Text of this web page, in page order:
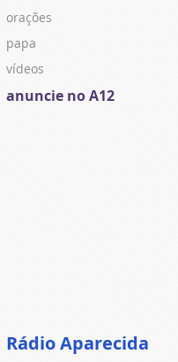
orações
papa
vídeos
anuncie no A12
Rádio Aparecida